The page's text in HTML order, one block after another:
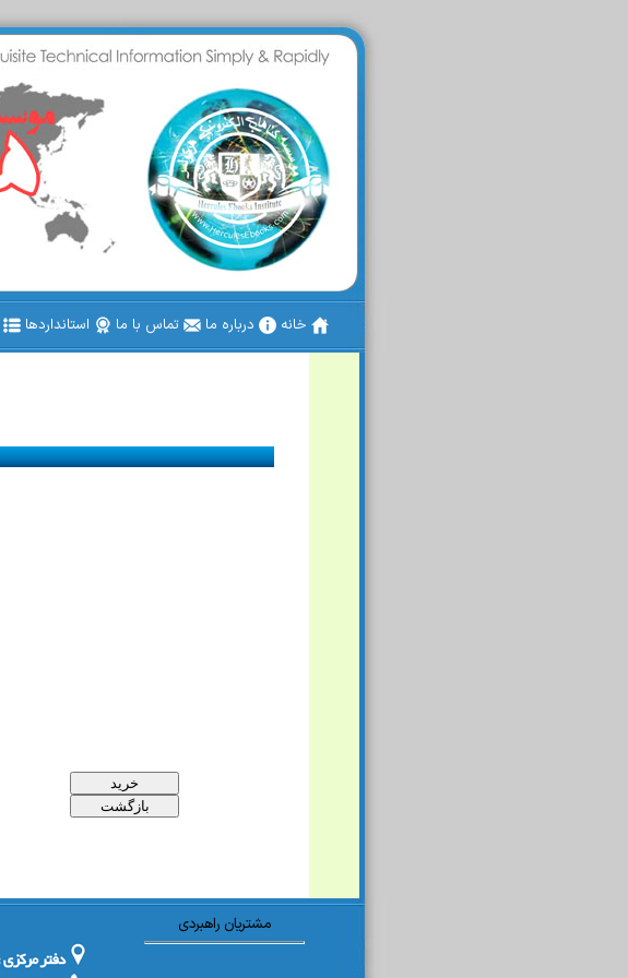
خانه درباره ما تماس با ما استانداردها
مشتریان راهبردی